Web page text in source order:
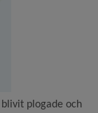
plogade och